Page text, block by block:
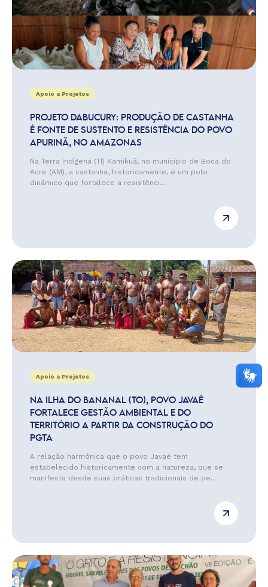
Apoio a Projetos
PROJETO DABUCURY: PRODUÇÃO DE CASTANHA
É FONTE DE SUSTENTO E RESISTÊNCIA DO POVO
APURINÃ, NO AMAZONAS
Na Terra Indígena (TI) Kamikuã, no município de Boca do
Acre (AM), a castanha, historicamente, é um polo
dinâmico que fortalece a resistênci...
Apoio a Projetos
NA ILHA DO BANANAL (TO), POVO JAVAÉ
FORTALECE GESTÃO AMBIENTAL E DO
TERRITÓRIO A PARTIR DA CONSTRUÇÃO DO
PGTA
A relação harmônica que o povo Javaé tem
estabelecido historicamente com a natureza, que se
manifesta desde suas práticas tradicionais de pe...